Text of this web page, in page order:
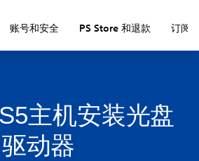
账号和安全 PS Store 和退款 订阅
主机安装光盘
驱动器